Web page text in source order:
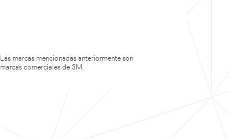
Las marcas mencionadas anteriormente son
marcas comerciales de 3M.